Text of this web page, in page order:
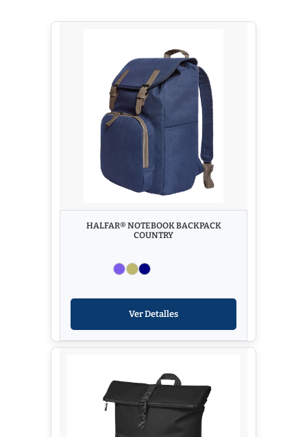
HALFAR® NOTEBOOK BACKPACK
COUNTRY
Ver Detalles